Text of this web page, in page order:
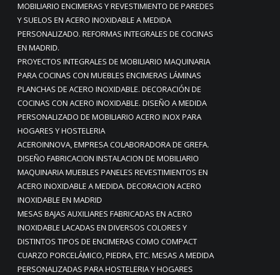
MOBILIARIO ENCIMERAS Y REVESTIMIENTO DE PAREDES
Y SUELOS EN ACERO INOXIDABLE A MEDIDA
PERSONALIZADO. REFORMAS INTEGRALES DE COCINAS
EN MADRID.
PROYECTOS INTEGRALES DE MOBILIARIO MAQUINARIA
PARA COCINAS CON MUEBLES ENCIMERAS LÁMINAS
PLANCHAS DE ACERO INOXIDABLE. DECORACIÓN DE
COCINAS CON ACERO INOXIDABLE. DISEÑO A MEDIDA
PERSONALIZADO DE MOBILIARIO ACERO INOX PARA
HOGARES Y HOSTELERIA
ACEROINNOVA, EMPRESA COLABORADORA DE GREFA.
DISEÑO FABRICACION INSTALACION DE MOBILIARIO
MAQUINARIA MUEBLES PANELES REVESTIMIENTOS EN
ACERO INOXIDABLE A MEDIDA. DECORACION ACERO
INOXIDABLE EN MADRID
MESAS BAJAS AUXILIARES FABRICADAS EN ACERO
INOXIDABLE LACADAS EN DIVERSOS COLORES Y
DISTINTOS TIPOS DE ENCIMERAS COMO COMPACT
CUARZO PORCELÁMICO, PIEDRA, ETC. MESAS A MEDIDA
PERSONALIZADAS PARA HOSTELERIA Y HOGARES